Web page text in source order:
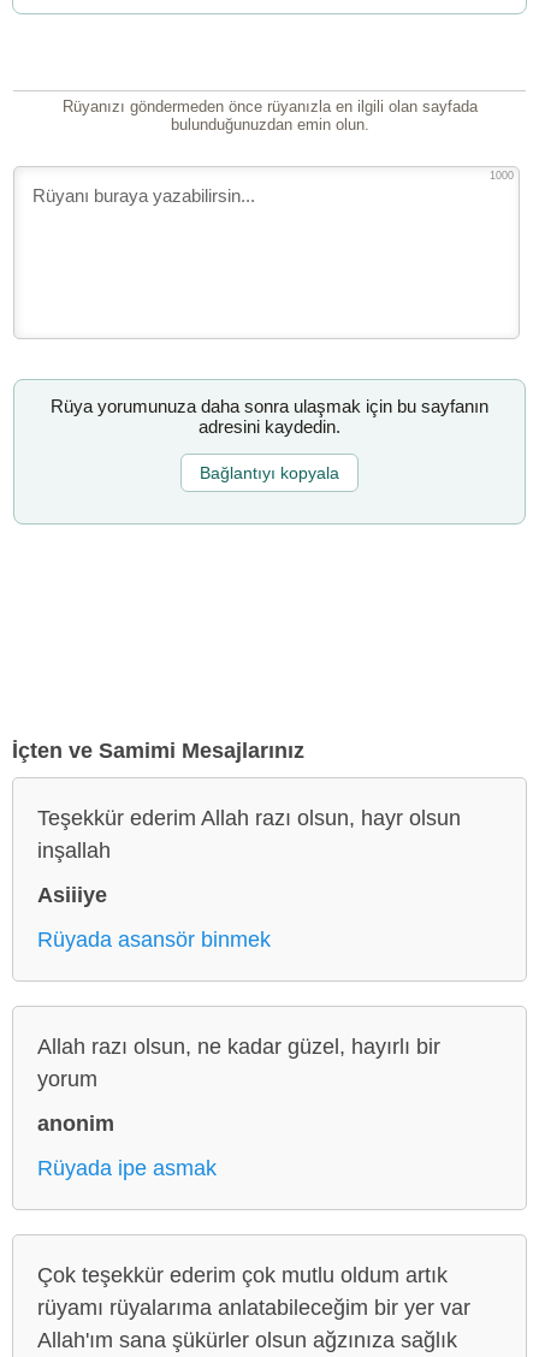
Rüyanızı göndermeden önce rüyanızla en ilgili olan sayfada
bulunduğunuzdan emin olun.
1000
Rüya yorumunuza daha sonra ulaşmak için bu sayfanın
adresini kaydedin.
Bağlantıyı kopyala
İçten ve Samimi Mesajlarınız
Teşekkür ederim Allah razı olsun, hayr olsun
inşallah
Asiiiye
Rüyada asansör binmek
Allah razı olsun, ne kadar güzel, hayırlı bir
yorum
anonim
Rüyada ipe asmak
Çok teşekkür ederim çok mutlu oldum artık
rüyamı rüyalarıma anlatabileceğim bir yer var
Allah'ım sana şükürler olsun ağzınıza sağlık